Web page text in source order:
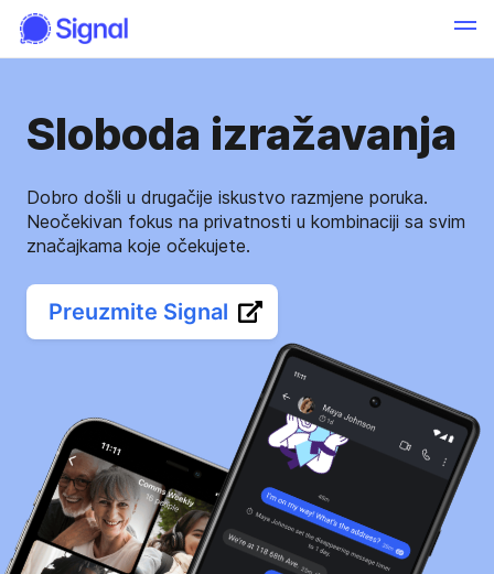
Sloboda izražavanja
Dobro došli u drugačije iskustvo razmjene poruka.
Neočekivan fokus na privatnosti u kombinaciji sa svim
značajkama koje očekujete.
Preuzmite Signal